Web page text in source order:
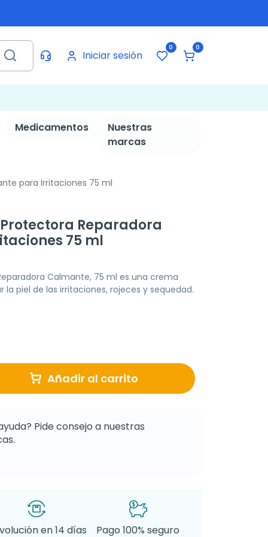
Iniciar sesión
0 0
Medicamentos
Nuestras
marcas
para Irritaciones 75 ml
Reparadora
75 ml
Calmante, 75 ml es una crema
la piel de las irritaciones, rojeces y sequedad.
Añadir al carrito
Pide consejo a nuestras
en 14 días
Pago 100% seguro